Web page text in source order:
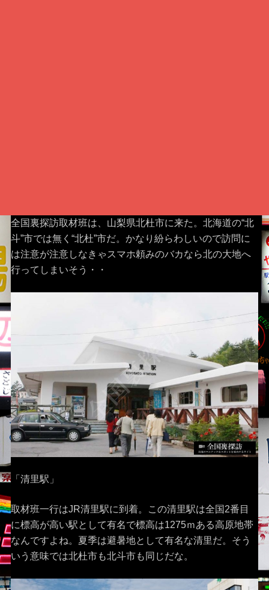
全国裏探訪取材班は、山梨県北杜市に来た。北海道の“北
斗”市では無く“北杜”市だ。かなり紛らわしいので訪問に
は注意が注意しなきゃスマホ頼みのバカなら北の大地へ
行ってしまいそう・・
「清里駅」
取材班一行はJR清里駅に到着。この清里駅は全国2番目
に標高が高い駅として有名で標高は1275ｍある高原地帯
なんですよね。夏季は避暑地として有名な清里だ。そう
いう意味では北杜市も北斗市も同じだな。